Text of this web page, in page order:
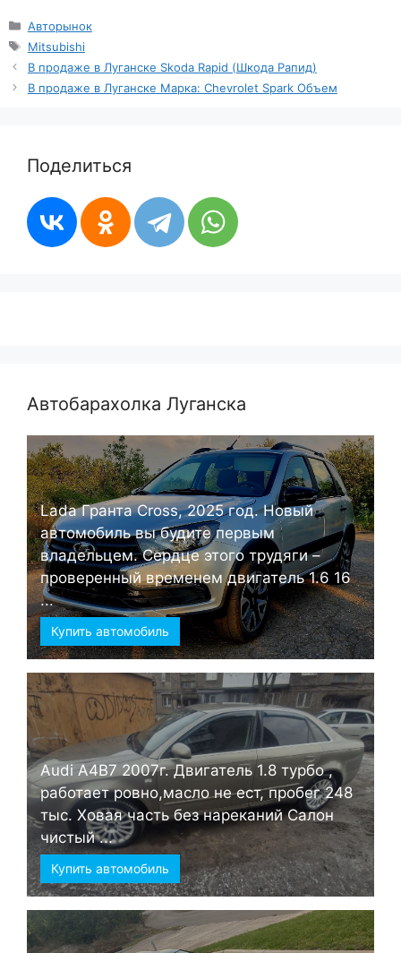
Рубрики
Авторынок
Метки
Mitsubishi
В продаже в Луганске Skoda Rapid (Шкода Рапид)
B продаже в Луганске Марка: Chevrolet Spark Объем
Поделиться
Автобарахолка Луганска
Lada Гранта Cross, 2025 год. Новый
автомобиль вы будите первым
владельцем. Сердце этого трудяги –
проверенный временем двигатель 1.6 16
...
Купить автомобиль
Audi А4B7 2007г. Двигатель 1.8 турбо ,
работает ровно,масло не ест, пробег 248
тыс. Ховая часть без нареканий Салон
чистый ...
Купить автомобиль